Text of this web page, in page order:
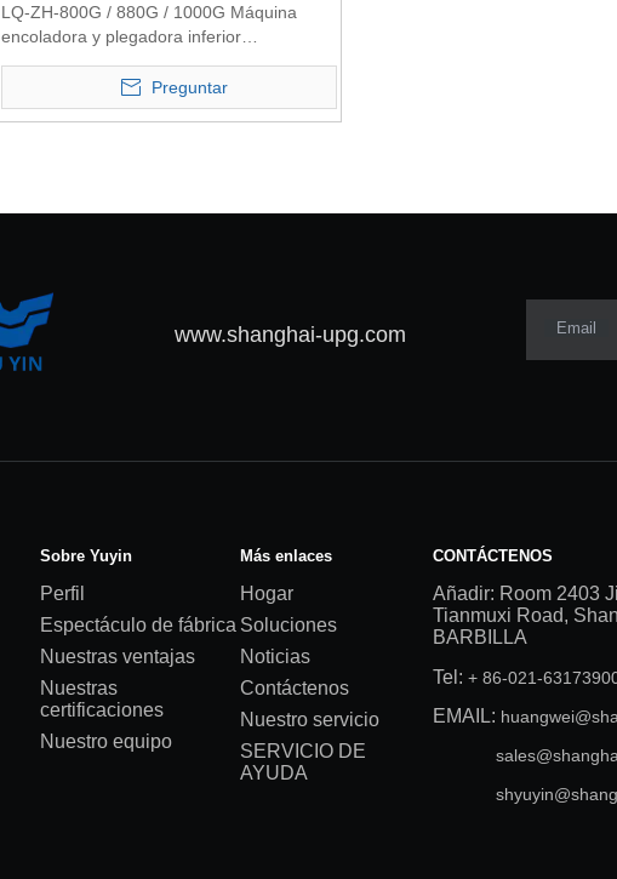
LQ-ZH-800G / 880G / 1000G Máquina
encoladora y plegadora inferior
Preguntar
www.shanghai-upg.com Email
Sobre Yuyin
Perfil
Espectáculo de fábrica
Nuestras ventajas
Nuestras
certificaciones
Nuestro equipo
Más enlaces
Hogar
Soluciones
Noticias
Contáctenos
Nuestro servicio
SERVICIO DE
AYUDA
CONTÁCTENOS
Añadir: Room 2403
Tianmuxi Road,
BARBILLA
Tel: + 86-021-
EMAIL: